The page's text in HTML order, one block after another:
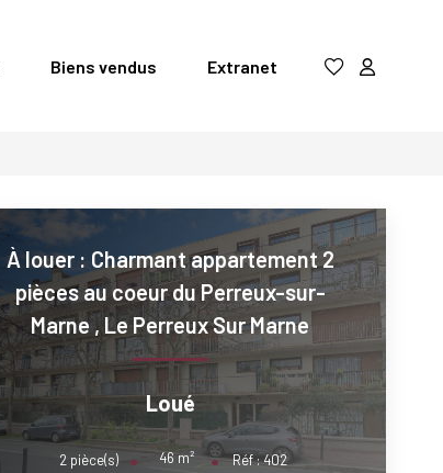
Biens vendus Extranet
À louer : Charmant appartement 2
pièces au coeur du Perreux-sur-
Marne,Le Perreux Sur Marne
Loué
2 pièce(s) 46 m² Réf :402